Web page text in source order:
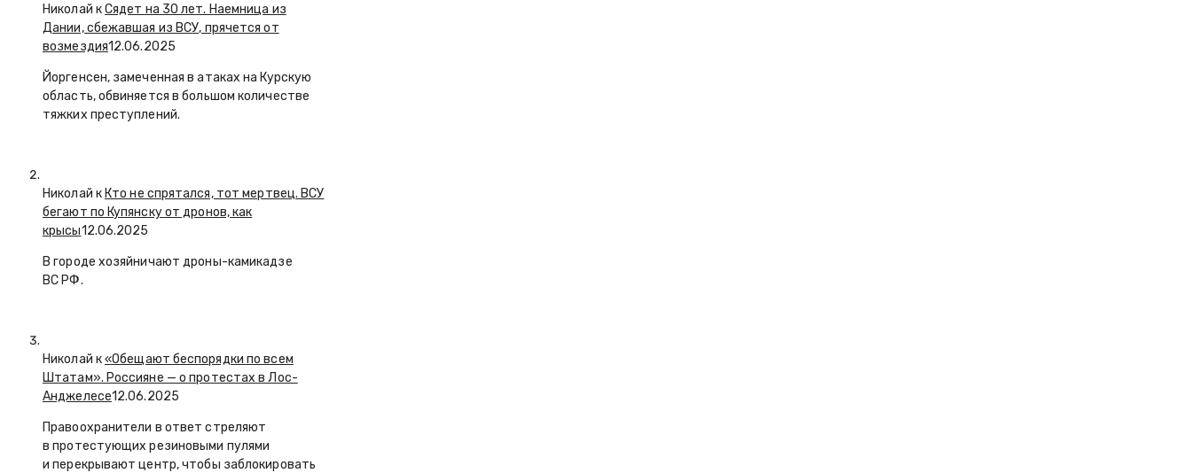
Николай кСядет на 30 лет. Наемница из
Дании, сбежавшая из ВСУ, прячется от
возмездия12.06.2025
Йоргенсен, замеченная в атаках на Курскую
область, обвиняется в большом количестве
тяжких преступлений.
Николай к Кто не спрятался, тот мертвец. ВСУ
бегают по Купянску от дронов, как
крысы12.06.2025
В городе хозяйничают дроны-камикадзе
ВС РФ.
Николай к«Обещают беспорядки по всем
Штатам». Россияне — о протестах в Лос-
Анджелесе12.06.2025
Правоохранители в ответ стреляют
в протестующих резиновыми пулями
и перекрывают центр, чтобы заблокировать